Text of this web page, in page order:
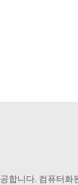
합니다. 컴퓨터화